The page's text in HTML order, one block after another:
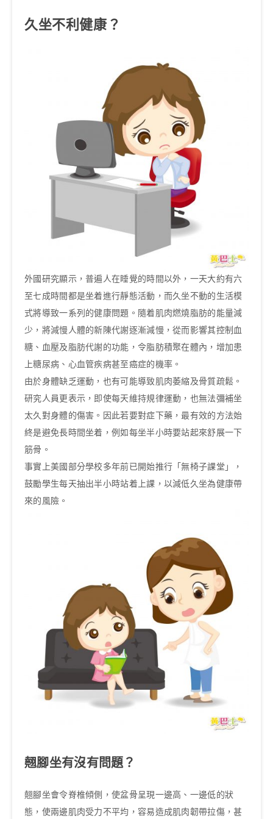
久坐不利健康？
外國研究顯示，普遍人在睡覺的時間以外，一天大約有六
至七成時間都是坐着進行靜態活動，而久坐不動的生活模
式將導致一系列的健康問題。隨着肌肉燃燒脂肪的能量減
少，將減慢人體的新陳代謝逐漸減慢，從而影響其控制血
糖、血壓及脂肪代謝的功能，令脂肪積聚在體內，增加患
上糖尿病、心血管疾病甚至癌症的機率。
由於身體缺乏運動，也有可能導致肌肉萎縮及骨質疏鬆。
研究人員更表示，即使每天維持規律運動，也無法彌補坐
太久對身體的傷害。因此若要對症下藥，最有效的方法始
終是避免長時間坐着，例如每坐半小時要站起來舒展一下
筋骨。
事實上美國部分學校多年前已開始推行「無椅子課堂」，
鼓勵學生每天抽出半小時站着上課，以減低久坐為健康帶
來的風險。
翹腳坐有沒有問題？
翹腳坐會令脊椎傾側，使盆骨呈現一邊高、一邊低的狀
態，使兩邊肌肉受力不平均，容易造成肌肉韌帶拉傷，甚